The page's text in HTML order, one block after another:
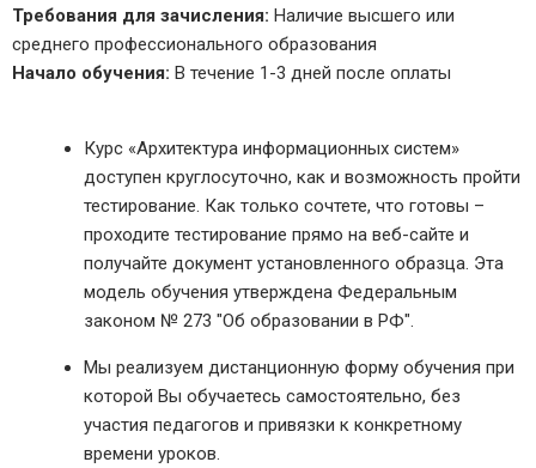
Требования для зачисления: Наличие высшего или
среднего профессионального образования
Начало обучения: В течение 1-3 дней после оплаты
Курс «Архитектура информационных систем»
доступен круглосуточно, как и возможность пройти
тестирование. Как только сочтете, что готовы –
проходите тестирование прямо на веб-сайте и
получайте документ установленного образца. Эта
модель обучения утверждена Федеральным
законом № 273 "Об образовании в РФ".
Мы реализуем дистанционную форму обучения при
которой Вы обучаетесь самостоятельно, без
участия педагогов и привязки к конкретному
времени уроков.